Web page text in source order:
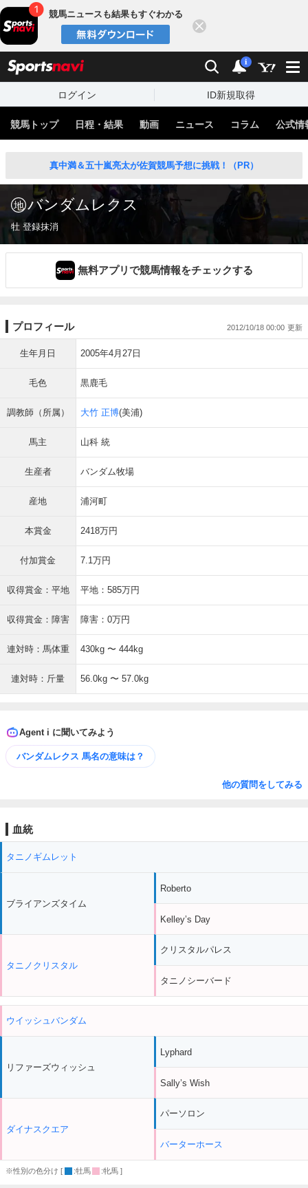
競馬ニュースも結果もすぐわかる
検索 通知
i
ログイン ID新規取得
競馬トップ 日程・結果 動画 ニュース コラム 公式情
真中満＆五十嵐亮太が佐賀競馬予想に挑戦！（PR）
バンダムレクス
牡 登録抹消
無料アプリで競馬情報をチェックする
プロフィール 2012/10/18 00:00
生年月日 2005年4月27日
毛色 黒鹿毛
調教師（所属） 大竹 正博(美浦)
馬主 山科 統
生産者 バンダム牧場
産地 浦河町
本賞金 2418万円
付加賞金 7.1万円
収得賞金：平地 平地：585万円
収得賞金：障害 障害：0万円
連対時：馬体重 430kg 〜 444kg
連対時：斤量 56.0kg 〜 57.0kg
Agent i に聞いてみよう
バンダムレクス 馬名の意味は？
他の質問をしてみる
血統
タニノギムレット
ブライアンズタイム
タニノクリスタル
Roberto
Kelley’s Day
クリスタルパレス
タニノシーバード
ウイッシュバンダム
リファーズウィッシュ
ダイナスクエア
Lyphard
Sally’s Wish
パーソロン
バーターホース
※性別の色分け [ :牡馬 :牝馬 ]